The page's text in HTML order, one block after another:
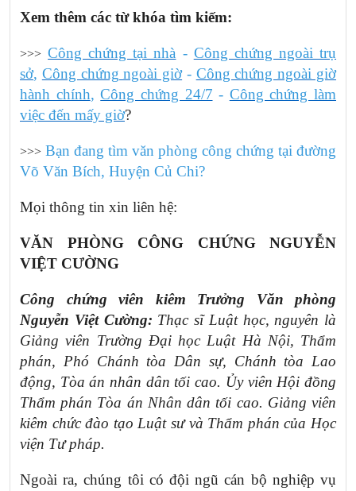
Xem thêm các từ khóa tìm kiếm:
>>> Công chứng tại nhà - Công chứng ngoài trụ
sở, Công chứng ngoài giờ- Công chứng ngoài giờ
hành chính,Công chứng 24/7 - Công chứng làm
việc đến mấy giờ?
>>> Bạn đang tìm văn phòng công chứng tại đường
Võ Văn Bích, Huyện Củ Chi?
Mọi thông tin xin liên hệ:
VĂN PHÒNG CÔNG CHỨNG NGUYỄN
VIỆT CƯỜNG
Công chứng viên kiêm Trưởng Văn phòng
Nguyễn Việt Cường: Thạc sĩ Luật học, nguyên là
Giảng viên Trường Đại học Luật Hà Nội, Thẩm
phán, Phó Chánh tòa Dân sự, Chánh tòa Lao
động, Tòa án nhân dân tối cao. Ủy viên Hội đồng
Thẩm phán Tòa án Nhân dân tối cao. Giảng viên
kiêm chức đào tạo Luật sư và Thẩm phán của Học
viện Tư pháp.
Ngoài ra, chúng tôi có đội ngũ cán bộ nghiệp vụ